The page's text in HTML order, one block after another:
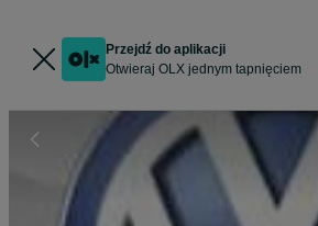
Przejdź do aplikacji
Otwieraj OLX jednym tapnięciem